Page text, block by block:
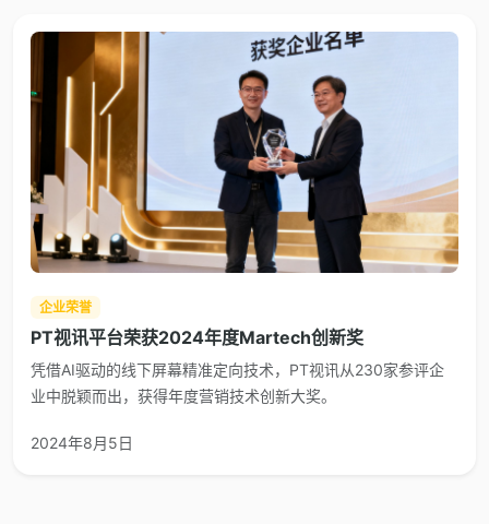
企业荣誉
PT视讯平台荣获2024年度Martech创新奖
凭借AI驱动的线下屏幕精准定向技术，PT视讯从230家参评企
业中脱颖而出，获得年度营销技术创新大奖。
2024年8月5日